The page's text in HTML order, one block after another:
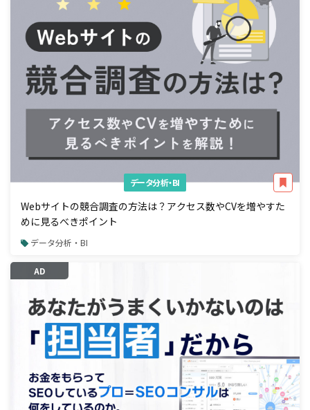
データ分析・BI
Webサイトの競合調査の方法は？アクセス数やCVを増やすた
めに見るべきポイント
データ分析・BI
AD